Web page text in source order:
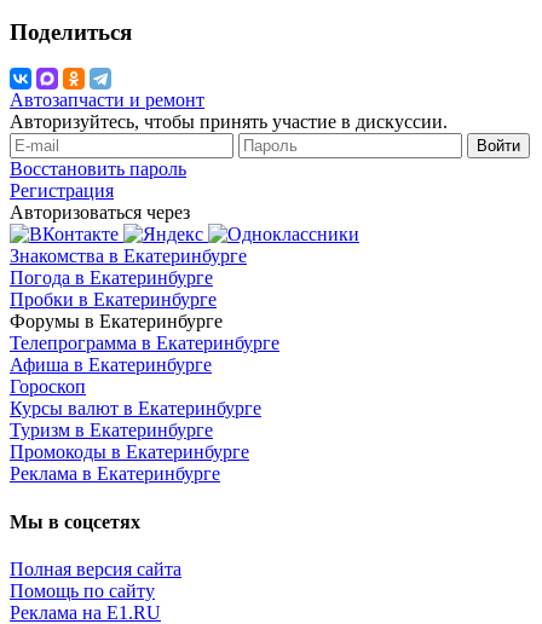
Поделиться
Автозапчасти и ремонт
Авторизуйтесь, чтобы принять участие в дискуссии.
Войти
Восстановить пароль
Регистрация
Авторизоваться через
Знакомства в Екатеринбурге
Погода в Екатеринбурге
Пробки в Екатеринбурге
Форумы в Екатеринбурге
Телепрограмма в Екатеринбурге
Афиша в Екатеринбурге
Гороскоп
Курсы валют в Екатеринбурге
Туризм в Екатеринбурге
Промокоды в Екатеринбурге
Реклама в Екатеринбурге
Мы в соцсетях
Полная версия сайта
Помощь по сайту
Реклама на E1.RU